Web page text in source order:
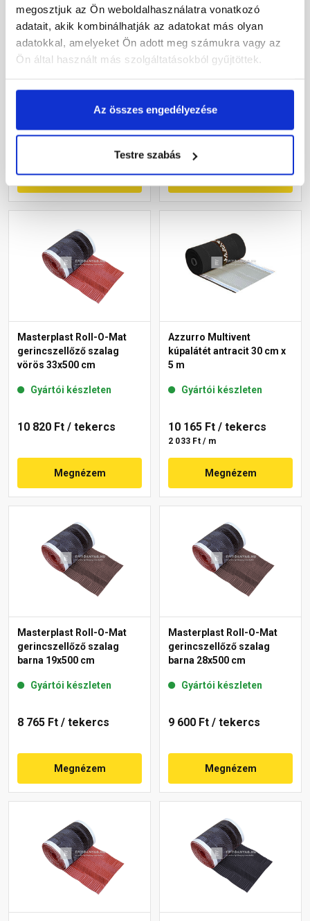
megosztjuk az Ön weboldalhasználatra vonatkozó
adatait, akik kombinálhatják az adatokat más olyan
adatokkal, amelyeket Ön adott meg számukra vagy az
Ön által használt más szolgáltatásokból gyűjtöttek.
Az összes engedélyezése
Testre szabás
Bramac Standard
univerzális kúpalátét
Rendelésre
8 380 Ft/ tekercs
Megnézem
Masterplast Roll-O-Mat
gerincszellőző szalag
fekete 19x500 cm
Gyártói készleten
8 765 Ft/ tekercs
Megnézem
Masterplast Roll-O-Mat
gerincszellőző szalag
vörös 33x500 cm
Gyártói készleten
10 820 Ft / tekercs
Megnézem
Azzurro Multivent
kúpalátét antracit 30 cm x
5 m
Gyártói készleten
10 165 Ft / tekercs
2 033 Ft / m
Megnézem
Masterplast Roll-O-Mat
gerincszellőző szalag
barna 19x500 cm
Gyártói készleten
8 765 Ft / tekercs
Megnézem
Masterplast Roll-O-Mat
gerincszellőző szalag
barna 28x500 cm
Gyártói készleten
9 600 Ft / tekercs
Megnézem